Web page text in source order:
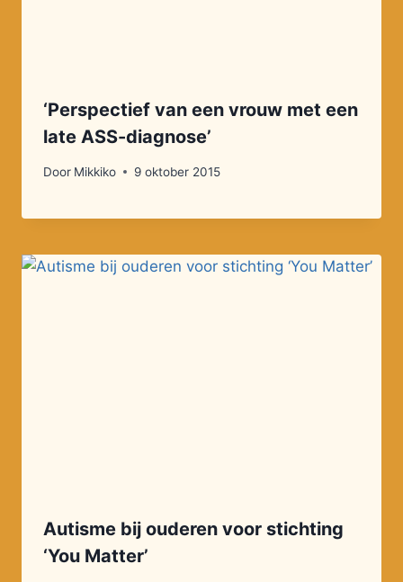
‘Perspectief van een vrouw met een
late ASS-diagnose’
Door Mikkiko 9 oktober 2015
Autisme bij ouderen voor stichting
‘You Matter’